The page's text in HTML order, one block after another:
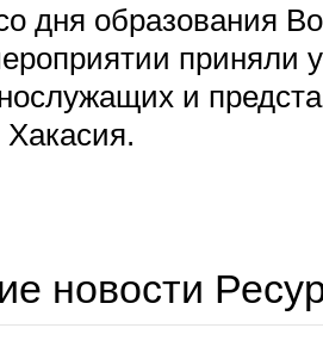
дня образования
приняли
и
Хакасия.
новости